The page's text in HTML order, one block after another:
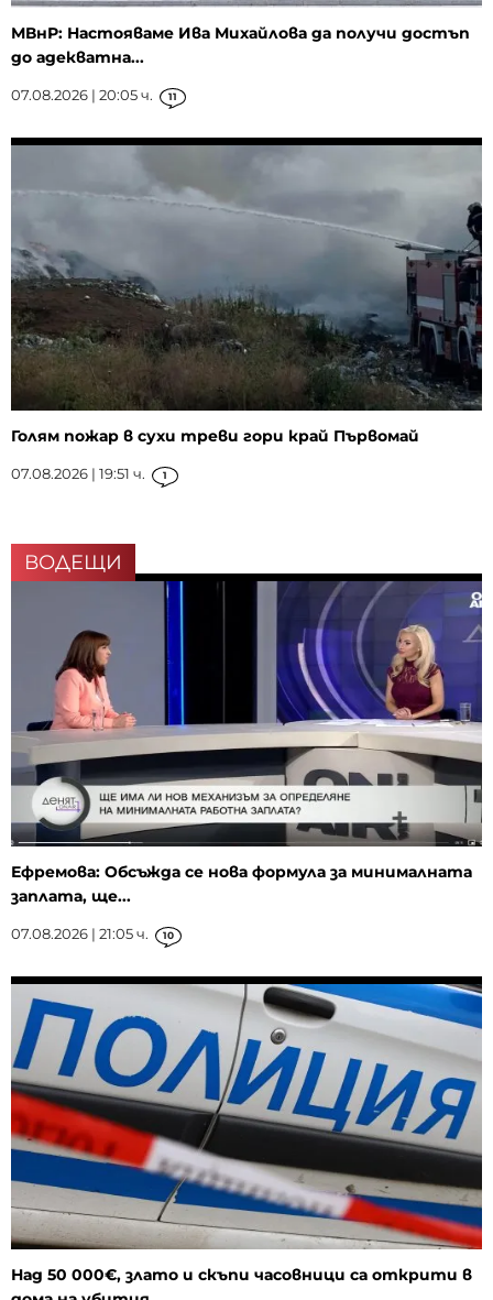
МВнР: Настояваме Ива Михайлова да получи достъп
до адекватна...
07.08.2026 | 20:05 ч. 11
Голям пожар в сухи треви гори край Първомай
07.08.2026 | 19:51 ч. 1
ВОДЕЩИ
Ефремова: Обсъжда се нова формула за минималната
заплата, ще...
07.08.2026 | 21:05 ч. 10
Над 50 000€, злато и скъпи часовници са открити в